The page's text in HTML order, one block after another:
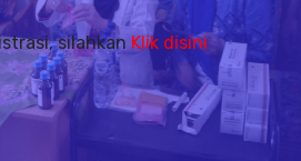
silahkan Klik disini